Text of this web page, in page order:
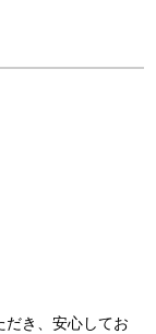
だき、安心してお